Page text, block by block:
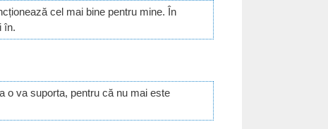
cel mai bine pentru mine. În
în.
o va suporta, pentru că nu mai este